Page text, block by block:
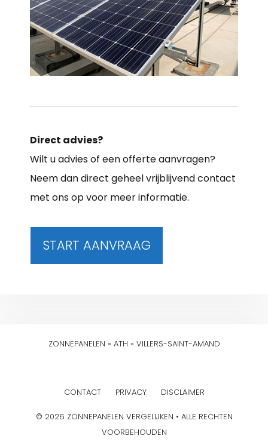
Direct advies?
Wilt u advies of een offerte aanvragen?
Neem dan direct geheel vrijblijvend contact
met ons op voor meer informatie.
START AANVRAAG
ZONNEPANELEN » ATH » VILLERS-SAINT-AMAND
CONTACT PRIVACY DISCLAIMER
© 2026 ZONNEPANELEN VERGELIJKEN • ALLE RECHTEN
VOORBEHOUDEN